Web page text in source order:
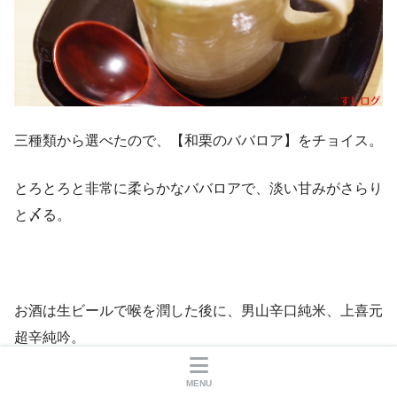
三種類から選べたので、【和栗のババロア】をチョイス。
とろとろと非常に柔らかなババロアで、淡い甘みがさらり
と〆る。
お酒は生ビールで喉を潤した後に、男山辛口純米、上喜元
超辛純吟。
お酒のメニューにはお値段が表示されているので明朗会計
MENU